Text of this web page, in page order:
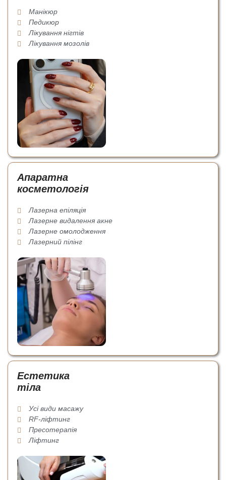
Манікюр
Педикюр
Лікування нігтів
Лікування мозолів
Апаратна
косметологія
Лазерна епіляція
Лазерне видалення акне
Лазерне омолодження
Лазерний пілінг
Естетика
тіла
Усі види масажу
RF-ліфтинг
Пресотерапія
Ліфтинг